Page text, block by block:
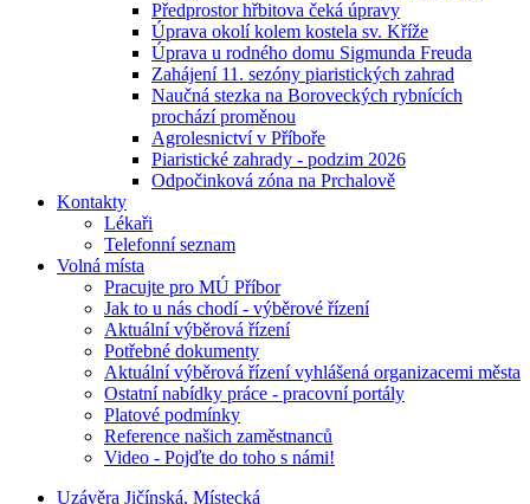
Předprostor hřbitova čeká úpravy
Úprava okolí kolem kostela sv. Kříže
Úprava u rodného domu Sigmunda Freuda
Zahájení 11. sezóny piaristických zahrad
Naučná stezka na Boroveckých rybnících
prochází proměnou
Agrolesnictví v Příboře
Piaristické zahrady - podzim 2026
Odpočinková zóna na Prchalově
Kontakty
Lékaři
Telefonní seznam
Volná místa
Pracujte pro MÚ Příbor
Jak to u nás chodí - výběrové řízení
Aktuální výběrová řízení
Potřebné dokumenty
Aktuální výběrová řízení vyhlášená organizacemi města
Ostatní nabídky práce - pracovní portály
Platové podmínky
Reference našich zaměstnanců
Video - Pojďte do toho s námi!
Uzávěra Jičínská, Místecká